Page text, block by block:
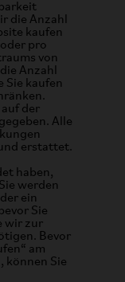
die Anzahl
kaufen
pro
von
Anzahl
Sie kaufen
der
Alle
erstattet.
haben,
werden
ein
Sie
wir zur
Bevor
am
können Sie